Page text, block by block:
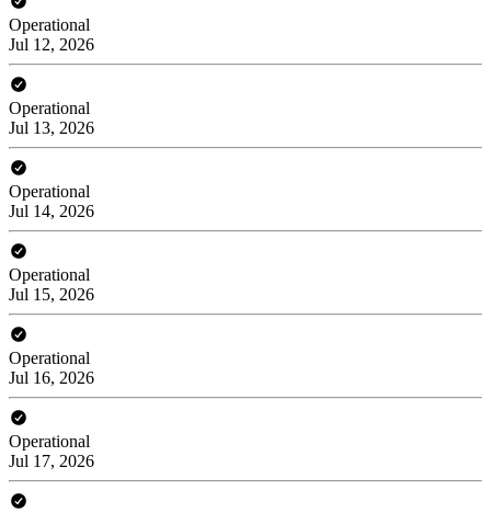
Operational
Jul 12, 2026
Operational
Jul 13, 2026
Operational
Jul 14, 2026
Operational
Jul 15, 2026
Operational
Jul 16, 2026
Operational
Jul 17, 2026